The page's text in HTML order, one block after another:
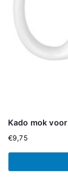
Kado mok
€9,75